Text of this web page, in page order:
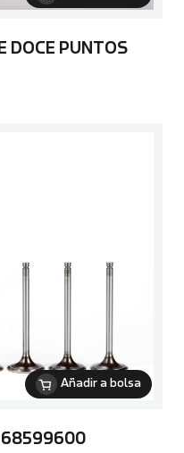
DOCE PUNTOS
Añadir a bolsa